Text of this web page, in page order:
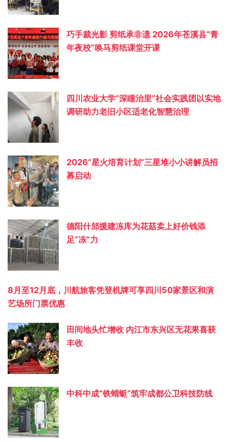
巧手裁光影 剪纸承非遗 2026年苍溪县“青
年夜校”唤马剪纸课堂开课
四川农业大学“深瞳治里”社会实践团以实地
调研助力老旧小区适老化智慧治理
2026“星火培育计划”三星堆小小讲解员招
募启动
德阳什邡援建冻库为花菇卖上好价钱添
足“冻”力
8月至12月底，川航旅客凭登机牌可享四川50家景区和演
艺场所门票优惠
田间地头忙增收 内江市东兴区无花果喜获
丰收
中科中成“铁蜻蜓”筑牢成都公卫科技防线